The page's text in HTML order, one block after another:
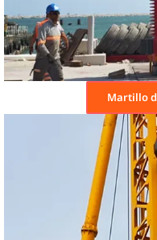
Martillo